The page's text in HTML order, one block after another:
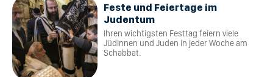
Feste und Feiertage im
Judentum
Ihren wichtigsten Festtag feiern viele
Jüdinnen und Juden in jeder Woche am
Schabbat.